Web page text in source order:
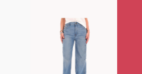
emporio
armani
levi's